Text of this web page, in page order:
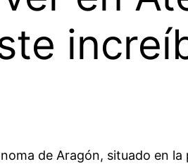
de Aragón, situado en